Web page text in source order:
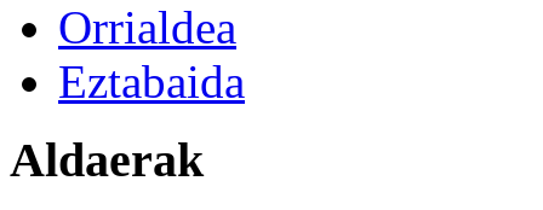
Orrialdea
Eztabaida
Aldaerak